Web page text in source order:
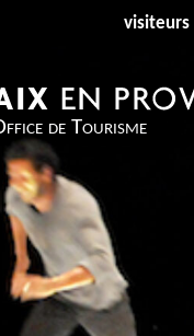
visiteurs
de Tourisme